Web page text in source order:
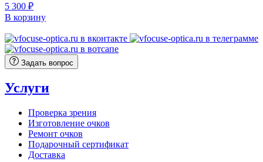
5 300 ₽
В корзину
Задать вопрос
Услуги
Проверка зрения
Изготовление очков
Ремонт очков
Подарочный сертификат
Доставка